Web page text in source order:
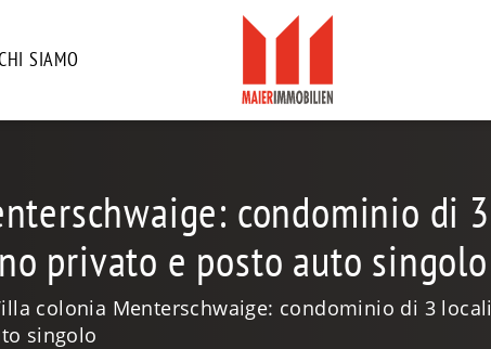
SIAMO
condominio di 3
privato e posto auto singolo
colonia Menterschwaige: condominio di 3 locali
singolo